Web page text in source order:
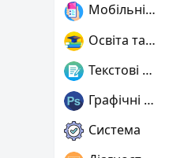
Мобільні пристрої
Освіта та наука
Текстові редактори
Графічні редактори
Система